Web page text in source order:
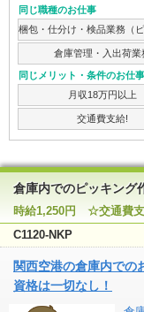
同じ職種のお仕事
梱包・仕分け・検品業務（
倉庫管理・入出荷業
同じメリット・条件のお仕事
月収18万円以上
交通費支給!
倉庫内でのピッキング
時給1,250円 ☆交通費
C1120-NKP
関西空港の倉庫内での
資格は一切なし！